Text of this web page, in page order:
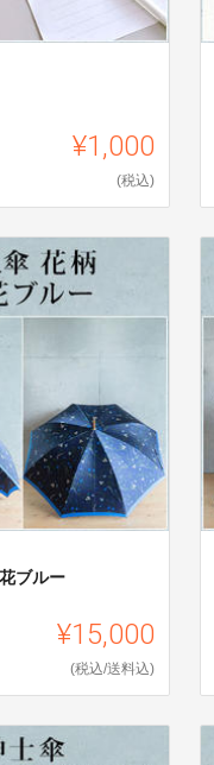
¥1,000
(税込)
ブルー
¥15,000
(税込/送料込)